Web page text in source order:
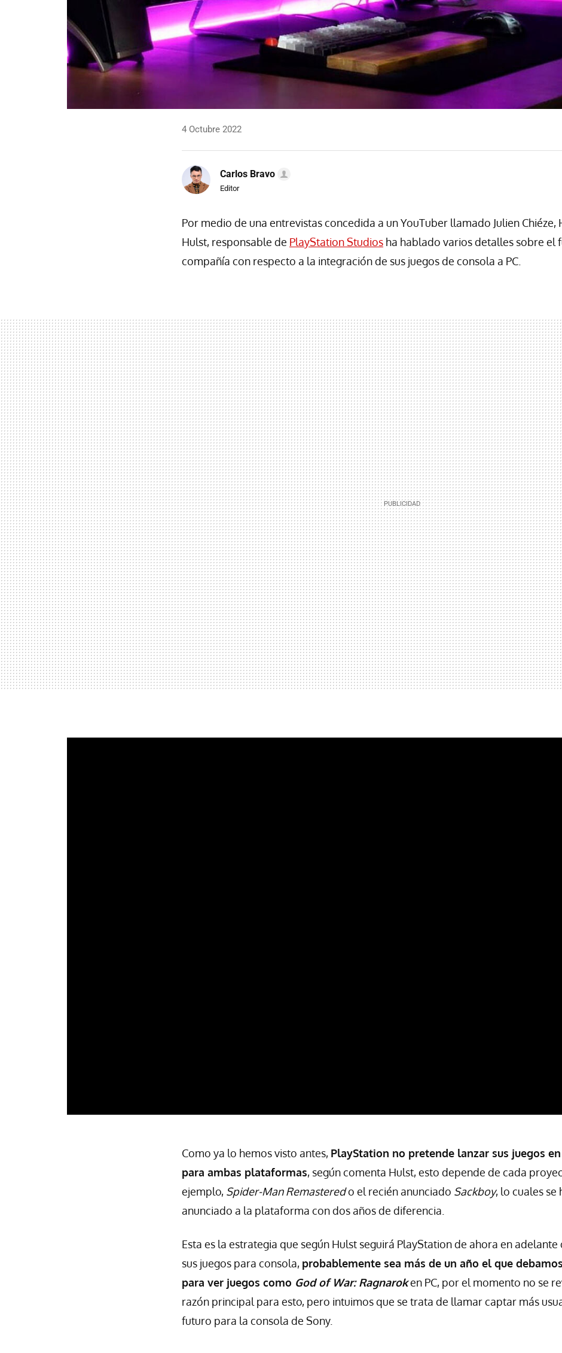
4 Octubre 2022
Carlos Bravo
Editor
Por medio de una entrevistas concedida a un YouTuber llamado Julien Chiéze,
Hulst, responsable de PlayStation Studios ha hablado varios detalles sobre el
compañía con respecto a la integración de sus juegos de consola a PC.
Como ya lo hemos visto antes, PlayStation no pretende lanzar sus juegos
para ambas plataformas, según comenta Hulst, esto depende de cada
ejemplo, Spider-Man Remasteredo el recién anunciado Sackboy, lo cuales se
anunciado a la plataforma con dos años de diferencia.
Esta es la estrategia que según Hulst seguirá PlayStation de ahora en
sus juegos para consola, probablemente sea más de un año el que
para ver juegos como God of War: Ragnaroken PC, por el momento no se
razón principal para esto, pero intuimos que se trata de llamar captar más
futuro para la consola de Sony.